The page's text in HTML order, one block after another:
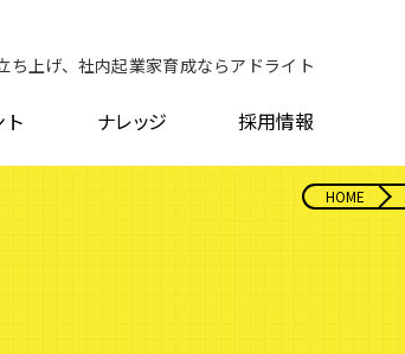
ち上げ、社内起業家育成ならアドライト
ナレッジ 採用情報
HOME